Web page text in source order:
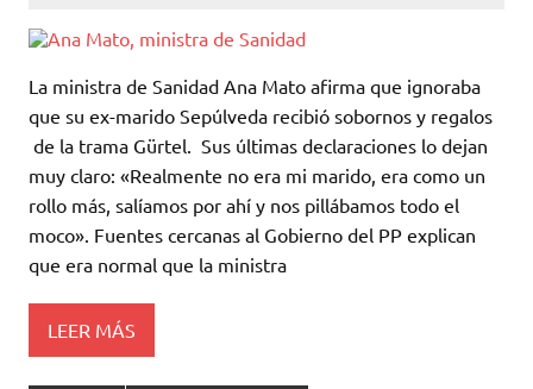
La ministra de Sanidad Ana Mato afirma que ignoraba
que su ex-marido Sepúlveda recibió sobornos y regalos
de la trama Gürtel. Sus últimas declaraciones lo dejan
muy claro: «Realmente no era mi marido, era como un
rollo más, salíamos por ahí y nos pillábamos todo el
moco». Fuentes cercanas al Gobierno del PP explican
que era normal que la ministra
LEER MÁS